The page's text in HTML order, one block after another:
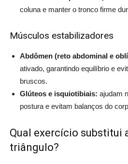
coluna e manter o tronco firme
Músculos estabilizadores
Abdômen (reto abdominal e
ativado, garantindo equilíbrio e
bruscos.
Glúteos e isquiotibiais: ajudam
postura e evitam balanços do
Qual exercício substitui
triângulo?